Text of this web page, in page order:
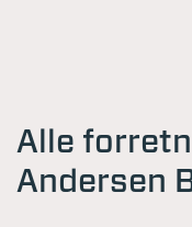
Alle
Andersen